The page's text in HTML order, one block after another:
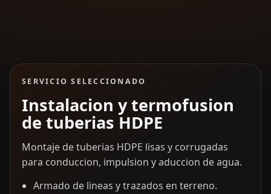
SERVICIO SELECCIONADO
Instalacion y termofusion
de tuberias HDPE
Montaje de tuberias HDPE lisas y corrugadas
para conduccion, impulsion y aduccion de agua.
Armado de lineas y trazados en terreno.